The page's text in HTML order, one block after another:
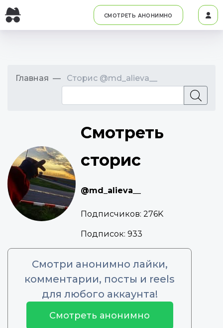
СМОТРЕТЬ АНОНИМНО
Главная Сторис @md_alieva__
Смотреть
сторис
@md_alieva__
Подписчиков: 276K
Подписок: 933
Смотри анонимно лайки,
комментарии, посты и reels
для любого аккаунта!
Смотреть анонимно